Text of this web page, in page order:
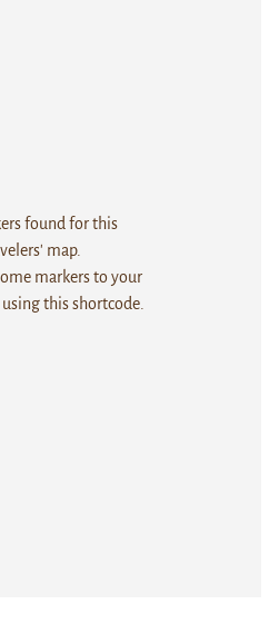
found for this
map.
markers to your
this shortcode.